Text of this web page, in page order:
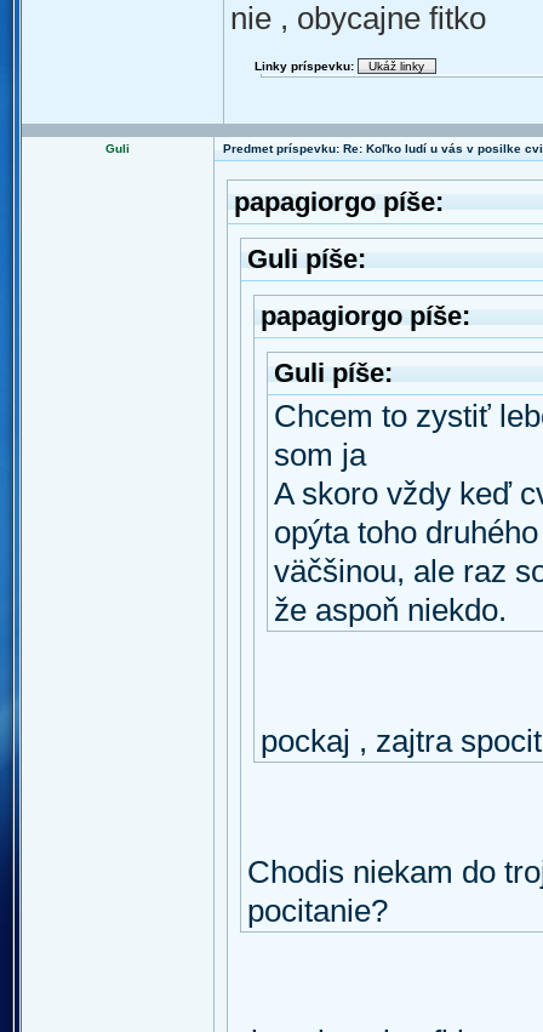
nie , obycajne fitko
Linky príspevku:
Guli Predmet príspevku: Re: Koľko ludí u vás v posilke
papagiorgo píše:
Guli píše:
papagiorgo píše:
Guli píše:
Chcem to zystiť
som ja
A skoro vždy keď
opýta toho
väčšinou, ale raz
že aspoň niekdo.
pockaj , zajtra
Chodis niekam do
pocitanie?